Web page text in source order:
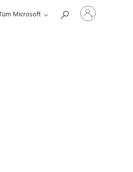
Microsoft
Hesabınızda
oturum
açın